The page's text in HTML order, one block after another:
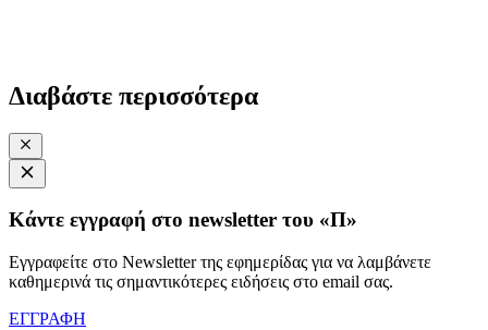
Διαβάστε περισσότερα
Κάντε εγγραφή στο newsletter του «Π»
Εγγραφείτε στο Newsletter της εφημερίδας για να λαμβάνετε
καθημερινά τις σημαντικότερες ειδήσεις στο email σας.
ΕΓΓΡΑΦΗ